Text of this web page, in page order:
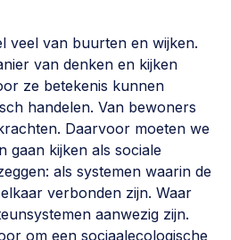
veel van buurten en wijken.
van denken en kijken
ze betekenis kunnen
handelen. Van bewoners
Daarvoor moeten we
gaan kijken als sociale
als systemen waarin de
verbonden zijn. Waar
aanwezig zijn.
om een sociaalecologische